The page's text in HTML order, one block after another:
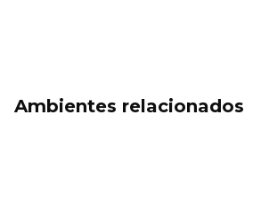
Ambientes relacionados